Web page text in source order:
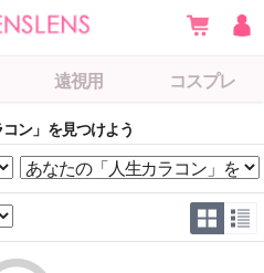
遠視用 コスプレ
ン」を見つけよう